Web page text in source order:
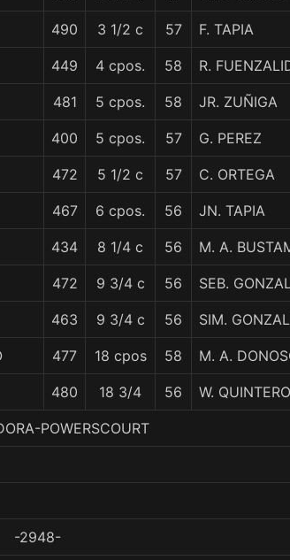
490 3 1/2 c 57 F. TAPIA
449 4 cpos. 58 R.
481 5 cpos. 58 JR. ZUÑIGA
400 5 cpos. 57 G. PEREZ
472 5 1/2 c 57 C. ORTEGA
467 6 cpos. 56 JN. TAPIA
434 8 1/4 c 56 M. A.
472 9 3/4 c 56 SEB.
463 9 3/4 c 56 SIM.
477 18 cpos 58 M. A.
480 18 3/4 56 W.
POWERSCOURT
-2948-